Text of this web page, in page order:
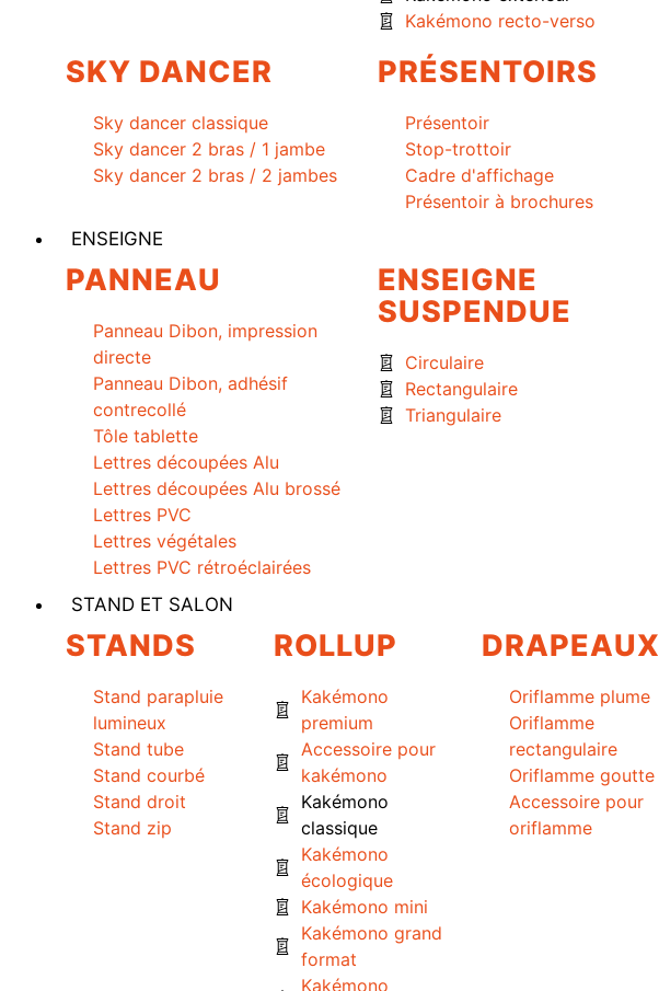
Kakémono recto-verso
SKY DANCER
Sky dancer classique
Sky dancer 2 bras / 1 jambe
Sky dancer 2 bras / 2 jambes
PRÉSENTOIRS
Présentoir
Stop-trottoir
Cadre d'affichage
Présentoir à brochures
ENSEIGNE
PANNEAU
Panneau Dibon, impression
directe
Panneau Dibon, adhésif
contrecollé
Tôle tablette
Lettres découpées Alu
Lettres découpées Alu brossé
Lettres PVC
Lettres végétales
Lettres PVC rétroéclairées
ENSEIGNE
SUSPENDUE
Circulaire
Rectangulaire
Triangulaire
STAND ET SALON
STANDS
Stand parapluie
lumineux
Stand tube
Stand courbé
Stand droit
Stand zip
ROLLUP
Kakémono
premium
Accessoire pour
kakémono
Kakémono
classique
Kakémono
écologique
Kakémono mini
Kakémono grand
format
Kakémono
DRAPEAUX
Oriflamme plume
Oriflamme
rectangulaire
Oriflamme goutte
Accessoire pour
oriflamme